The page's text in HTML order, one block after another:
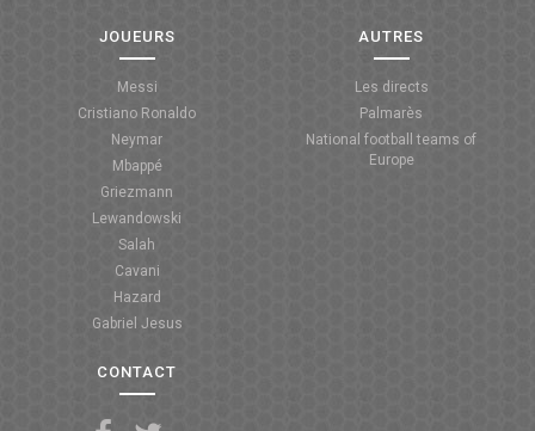
JOUEURS
Messi
Cristiano Ronaldo
Neymar
Mbappé
Griezmann
Lewandowski
Salah
Cavani
Hazard
Gabriel Jesus
AUTRES
Les directs
Palmarès
National football teams of
Europe
CONTACT